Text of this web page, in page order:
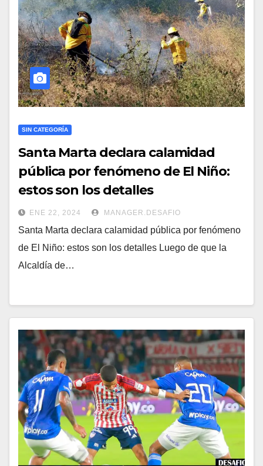
SIN CATEGORÍA
Santa Marta declara calamidad
pública por fenómeno de El Niño:
estos son los detalles
ENE 22, 2024 MANAGER.DESAFIO
Santa Marta declara calamidad pública por fenómeno
de El Niño: estos son los detalles Luego de que la
Alcaldía de…